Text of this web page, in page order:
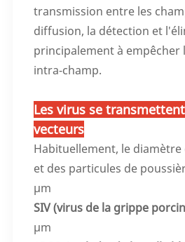
transmission entre les
diffusion, la détection et
principalement à empêcher
intra-champ.
Les virus se
vecteurs
Habituellement, le diamètre
et des particules de
μm
SIV (virus de la grippe
μm